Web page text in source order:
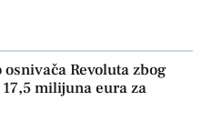
Revoluta zbog
milijuna eura za